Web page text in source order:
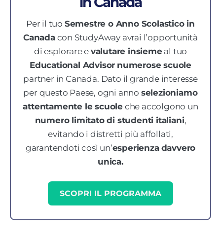
Per il tuo Semestre o Anno Scolastico in
Canadacon StudyAway avrai l’opportunità
di esplorare e valutare insiemeal tuo
Educational Advisor numerose scuole
partner in Canada. Dato il grande interesse
per questo Paese, ogni anno selezioniamo
attentamentele scuole che accolgono un
numero limitato di studenti italiani,
evitando i distretti più affollati,
garantendoti così un’esperienza davvero
unica.
SCOPRI IL PROGRAMMA